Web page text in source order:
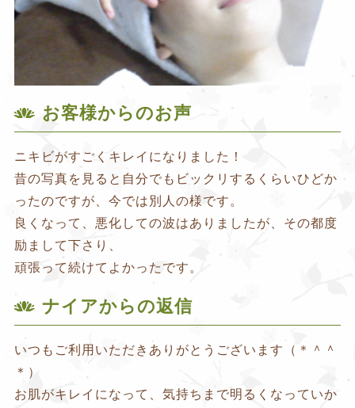
お客様からのお声
ニキビがすごくキレイになりました！
昔の写真を見ると自分でもビックリするくらいひどか
ったのですが、今では別人の様です。
良くなって、悪化しての波はありましたが、その都度
励まして下さり、
頑張って続けてよかったです。
ナイアからの返信
いつもご利用いただきありがとうございます（＊＾＾
＊）
お肌がキレイになって、気持ちまで明るくなっていか